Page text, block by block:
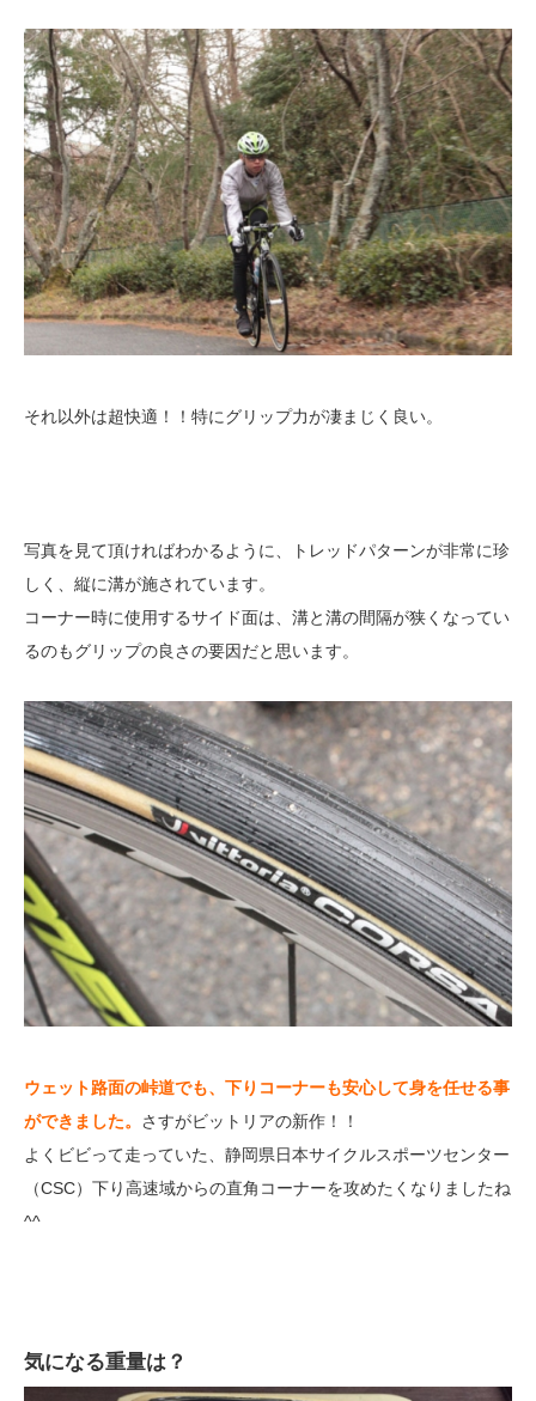
それ以外は超快適！！特にグリップ力が凄まじく良い。
写真を見て頂ければわかるように、トレッドパターンが非常に珍
しく、縦に溝が施されています。
コーナー時に使用するサイド面は、溝と溝の間隔が狭くなってい
るのもグリップの良さの要因だと思います。
ウェット路面の峠道でも、下りコーナーも安心して身を任せる事
ができました。 さすがビットリアの新作！！
よくビビって走っていた、静岡県日本サイクルスポーツセンター
（CSC）下り高速域からの直角コーナーを攻めたくなりましたね
^^
気になる重量は？